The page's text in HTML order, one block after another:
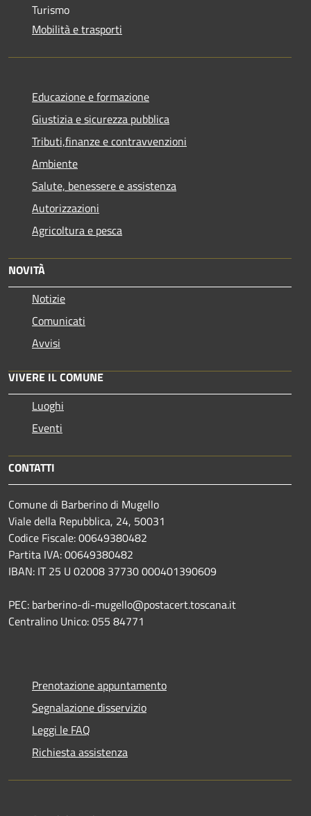
Turismo
Mobilità e trasporti
Educazione e formazione
Giustizia e sicurezza pubblica
Tributi,finanze e contravvenzioni
Ambiente
Salute, benessere e assistenza
Autorizzazioni
Agricoltura e pesca
NOVITÀ
Notizie
Comunicati
Avvisi
VIVERE IL COMUNE
Luoghi
Eventi
CONTATTI
Comune di Barberino di Mugello
Viale della Repubblica, 24, 50031
Codice Fiscale: 00649380482
Partita IVA: 00649380482
IBAN: IT 25 U 02008 37730 000401390609
PEC: barberino-di-mugello@postacert.toscana.it
Centralino Unico: 055 84771
Prenotazione appuntamento
Segnalazione disservizio
Leggi le FAQ
Richiesta assistenza